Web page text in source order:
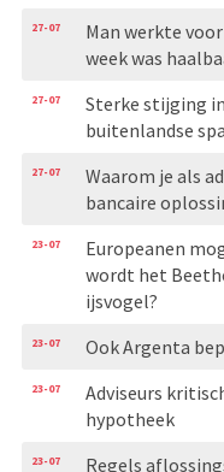
27-07
Man werkte
week was
27-07
Sterke stijging
buitenlandse
27-07
Waarom je als
bancaire
23-07
Europeanen
wordt het
ijsvogel?
23-07 Ook Argenta
23-07
Adviseurs
hypotheek
23-07
Regels